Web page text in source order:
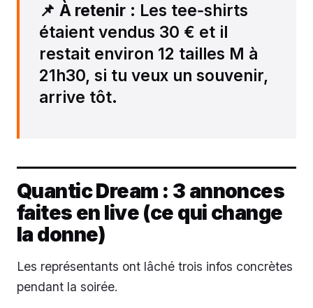
📌 À retenir : Les tee‑shirts
étaient vendus 30 € et il
restait environ 12 tailles M à
21h30, si tu veux un souvenir,
arrive tôt.
Quantic Dream : 3 annonces
faites en live (ce qui change
la donne)
Les représentants ont lâché trois infos concrètes
pendant la soirée.